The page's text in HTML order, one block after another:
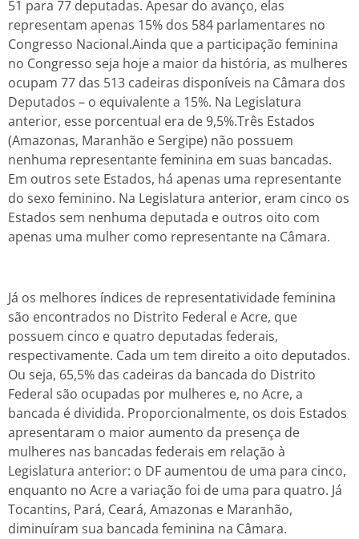
51 para 77 deputadas. Apesar do avanço, elas
representam apenas 15% dos 584 parlamentares no
Congresso Nacional.Ainda que a participação feminina
no Congresso seja hoje a maior da história, as mulheres
ocupam 77 das 513 cadeiras disponíveis na Câmara dos
Deputados – o equivalente a 15%. Na Legislatura
anterior, esse porcentual era de 9,5%.Três Estados
(Amazonas, Maranhão e Sergipe) não possuem
nenhuma representante feminina em suas bancadas.
Em outros sete Estados, há apenas uma representante
do sexo feminino. Na Legislatura anterior, eram cinco os
Estados sem nenhuma deputada e outros oito com
apenas uma mulher como representante na Câmara.
Já os melhores índices de representatividade feminina
são encontrados no Distrito Federal e Acre, que
possuem cinco e quatro deputadas federais,
respectivamente. Cada um tem direito a oito deputados.
Ou seja, 65,5% das cadeiras da bancada do Distrito
Federal são ocupadas por mulheres e, no Acre, a
bancada é dividida. Proporcionalmente, os dois Estados
apresentaram o maior aumento da presença de
mulheres nas bancadas federais em relação à
Legislatura anterior: o DF aumentou de uma para cinco,
enquanto no Acre a variação foi de uma para quatro. Já
Tocantins, Pará, Ceará, Amazonas e Maranhão,
diminuíram sua bancada feminina na Câmara.